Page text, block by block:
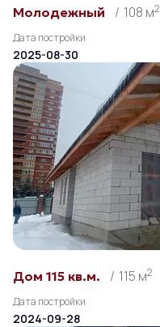
Молодежный 108 м2
Дата постройки
2025-08-30
Дом 115 кв.м. 115 м2
Дата постройки
2024-09-28